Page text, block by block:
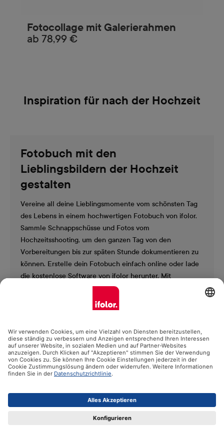
Fotocollage mit Galerierahmen
ab 78,99 €
Inspiration für nach der Hochzeit
Fotobuch mit den
Lieblingsbildern der Hochzeit
gestalten
Vereine all deine Lieblingsmomente vom schönsten Tag
des Lebens in einem hochwertigen Fotobuch von ifolor.
Sammle Schnappschüsse und Fotos vom
Hochzeitsshooting, um den ganzen Tag von den
Vorbereitungen bis zur späten Stunde dokumentieren zu
können. Erstelle dein Fotobuch einfach online oder lade
die kostenlose Software von ifolor herunter. Mit
grafischen Details und passenden Textzeilen kannst du
deine Hochzeitsfotos stilvoll in Szene setzen und ein
Fotobuch mit ganz besonderem Erinnerungswert
Alle Fotobücher für die Hochzeit